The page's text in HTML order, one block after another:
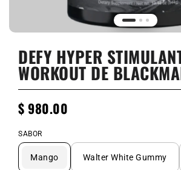
DEFY HYPER
WORKOUT DE
$ 980.00
SABOR
Mango Walter White Gummy